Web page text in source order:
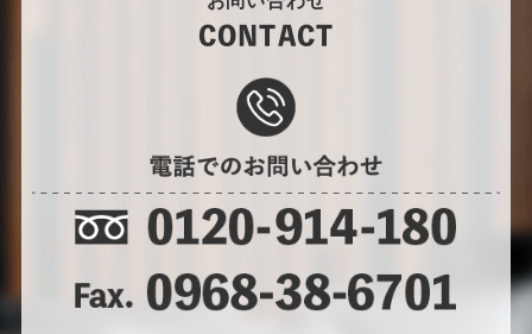
CONTACT